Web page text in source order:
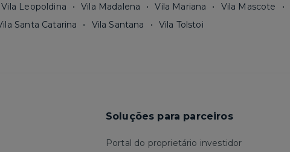
Vila Leopoldina Vila Madalena Vila Mariana Vila Mascote
Santa Catarina Vila Santana Vila Tolstoi
Soluções para parceiros
Portal do proprietário investidor